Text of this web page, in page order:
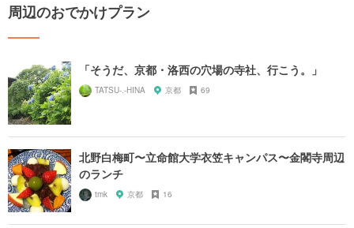
周辺のおでかけプラン
「そうだ、京都・洛西の穴場の寺社、行こう。」
TATSU-.-HINA 京都 69
北野白梅町〜立命館大学衣笠キャンパス〜金閣寺周辺
のランチ
tmk 京都 16